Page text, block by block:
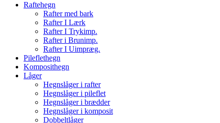
Raftehegn
Rafter med bark
Rafter I Lærk
Rafter I Trykimp.
Rafter i Brunimp.
Rafter I Uimpræg.
Pileflethegn
Komposithegn
Låger
Hegnslåger i rafter
Hegnslåger i pileflet
Hegnslåger i brædder
Hegnslåger i komposit
Dobbeltlåger